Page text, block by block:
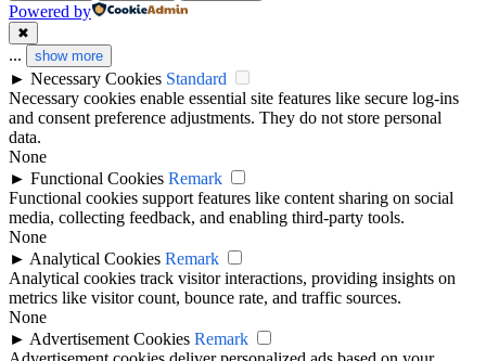
Customize Reject All
Powered by
✖
... show more
► Necessary Cookies Standard
Necessary cookies enable essential site features like secure log-ins
and consent preference adjustments. They do not store personal
data.
None
► Functional Cookies Remark
Functional cookies support features like content sharing on social
media, collecting feedback, and enabling third-party tools.
None
► Analytical Cookies Remark
Analytical cookies track visitor interactions, providing insights on
metrics like visitor count, bounce rate, and traffic sources.
None